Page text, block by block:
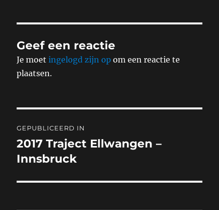
Geef een reactie
Je moetingelogd zijn op om een reactie te
plaatsen.
navigatie
GEPUBLICEERD IN
2017 Traject Ellwangen –
Innsbruck